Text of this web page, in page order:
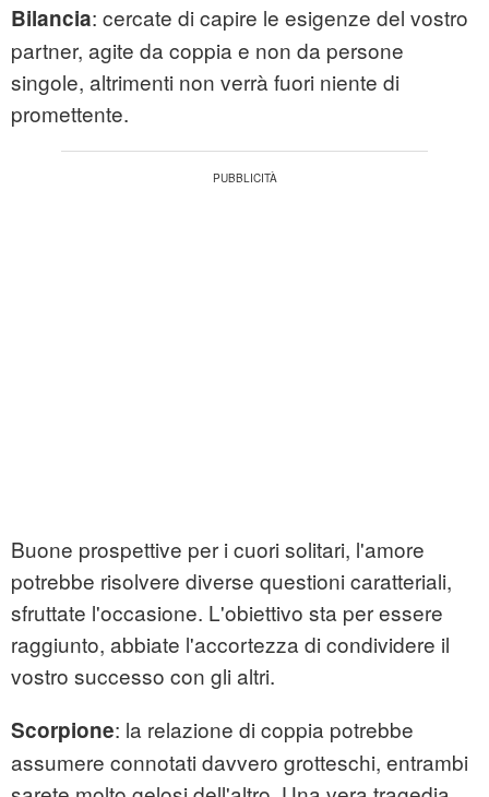
Bilancia: cercate di capire le esigenze del vostro
partner, agite da coppia e non da persone
singole, altrimenti non verrà fuori niente di
promettente.
Buone prospettive per i cuori solitari, l'amore
potrebbe risolvere diverse questioni caratteriali,
sfruttate l'occasione. L'obiettivo sta per essere
raggiunto, abbiate l'accortezza di condividere il
vostro successo con gli altri.
Scorpione: la relazione di coppia potrebbe
assumere connotati davvero grotteschi, entrambi